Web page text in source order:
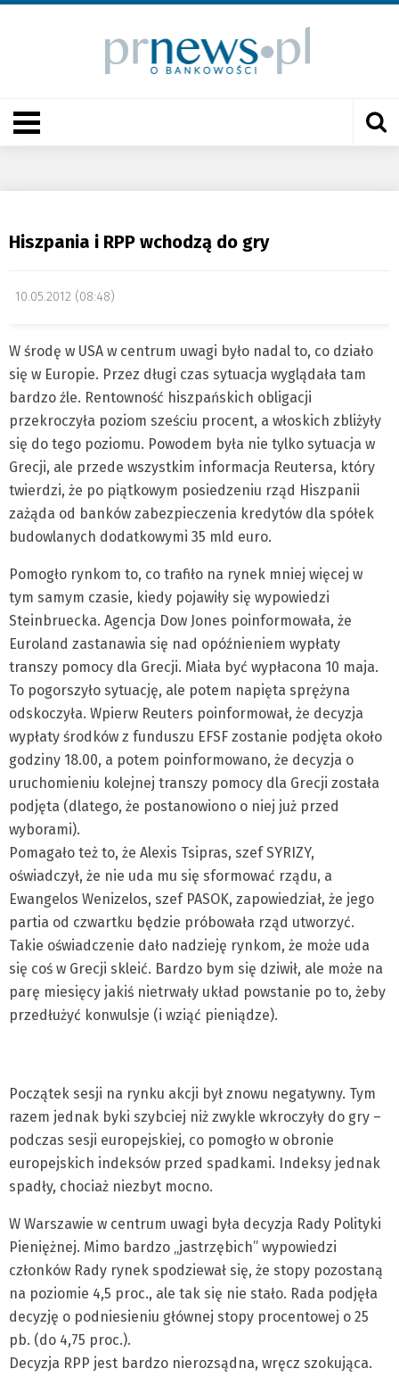
Hiszpania i RPP wchodzą do gry
10.05.2012 (08:48)
W środę w USA w centrum uwagi było nadal to, co działo
się w Europie. Przez długi czas sytuacja wyglądała tam
bardzo źle. Rentowność hiszpańskich obligacji
przekroczyła poziom sześciu procent, a włoskich zbliżyły
się do tego poziomu. Powodem była nie tylko sytuacja w
Grecji, ale przede wszystkim informacja Reutersa, który
twierdzi, że po piątkowym posiedzeniu rząd Hiszpanii
zażąda od banków zabezpieczenia kredytów dla spółek
budowlanych dodatkowymi 35 mld euro.
Pomogło rynkom to, co trafiło na rynek mniej więcej w
tym samym czasie, kiedy pojawiły się wypowiedzi
Steinbruecka. Agencja Dow Jones poinformowała, że
Euroland zastanawia się nad opóźnieniem wypłaty
transzy pomocy dla Grecji. Miała być wypłacona 10 maja.
To pogorszyło sytuację, ale potem napięta sprężyna
odskoczyła. Wpierw Reuters poinformował, że decyzja
wypłaty środków z funduszu EFSF zostanie podjęta około
godziny 18.00, a potem poinformowano, że decyzja o
uruchomieniu kolejnej transzy pomocy dla Grecji została
podjęta (dlatego, że postanowiono o niej już przed
wyborami).
Pomagało też to, że Alexis Tsipras, szef SYRIZY,
oświadczył, że nie uda mu się sformować rządu, a
Ewangelos Wenizelos, szef PASOK, zapowiedział, że jego
partia od czwartku będzie próbowała rząd utworzyć.
Takie oświadczenie dało nadzieję rynkom, że może uda
się coś w Grecji skleić. Bardzo bym się dziwił, ale może na
parę miesięcy jakiś nietrwały układ powstanie po to, żeby
przedłużyć konwulsje (i wziąć pieniądze).
Początek sesji na rynku akcji był znowu negatywny. Tym
razem jednak byki szybciej niż zwykle wkroczyły do gry –
podczas sesji europejskiej, co pomogło w obronie
europejskich indeksów przed spadkami. Indeksy jednak
spadły, chociaż niezbyt mocno.
W Warszawie w centrum uwagi była decyzja Rady Polityki
Pieniężnej. Mimo bardzo „jastrzębich” wypowiedzi
członków Rady rynek spodziewał się, że stopy pozostaną
na poziomie 4,5 proc., ale tak się nie stało. Rada podjęła
decyzję o podniesieniu głównej stopy procentowej o 25
pb. (do 4,75 proc.).
Decyzja RPP jest bardzo nierozsądna, wręcz szokująca.